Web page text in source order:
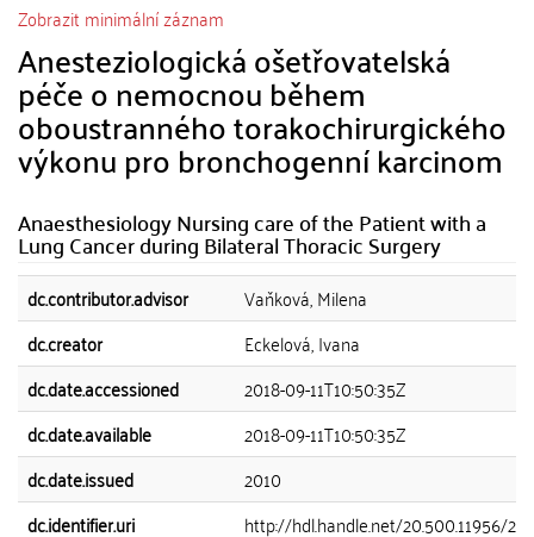
Zobrazit minimální záznam
Anesteziologická ošetřovatelská
péče o nemocnou během
oboustranného torakochirurgického
výkonu pro bronchogenní karcinom
Anaesthesiology Nursing care of the Patient with a
Lung Cancer during Bilateral Thoracic Surgery
dc.contributor.advisor
Vaňková, Milena
dc.creator
Eckelová, Ivana
dc.date.accessioned
2018-09-11T10:50:35Z
dc.date.available
2018-09-11T10:50:35Z
dc.date.issued
2010
dc.identifier.uri
http://hdl.handle.net/20.500.11956/